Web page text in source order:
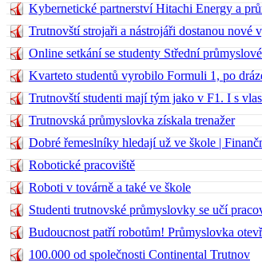
Kybernetické partnerství Hitachi Energy a
Trutnovští strojaři a nástrojáři dostanou nové
Online setkání se studenty Střední
Kvarteto studentů vyrobilo Formuli 1, po
Trutnovští studenti mají tým jako v F1. I s
Trutnovská průmyslovka získala trenažer
Dobré řemeslníky hledají už ve škole |
Robotické pracoviště
Roboti v továrně a také ve škole
Studenti trutnovské průmyslovky se učí
Budoucnost patří robotům! Průmyslovka
100.000 od společnosti Continental Trutnov